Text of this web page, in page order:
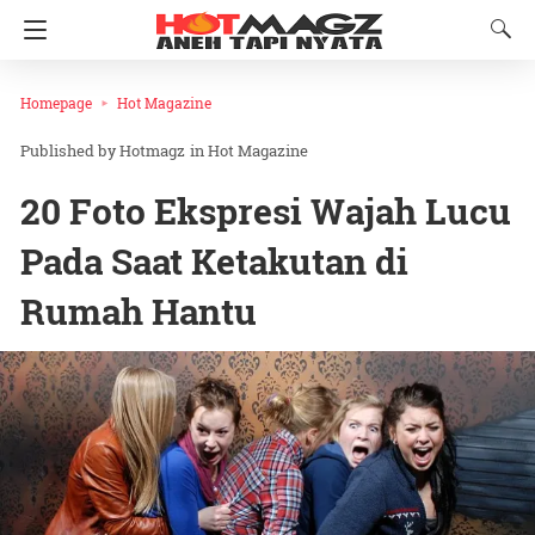
Homepage Hot Magazine
Hotmagz inHot Magazine
20 Foto Ekspresi Wajah Lucu
Pada Saat Ketakutan di
Rumah Hantu